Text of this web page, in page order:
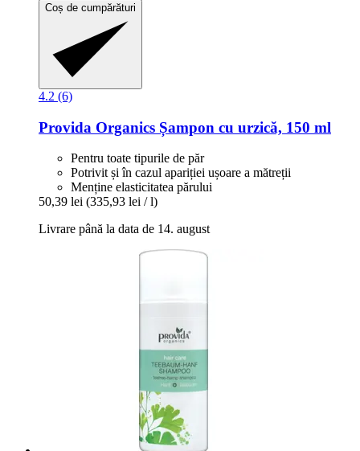
Coș de cumpărături
4.2 (6)
Provida Organics Șampon cu urzică, 150 ml
Pentru toate tipurile de păr
Potrivit și în cazul apariției ușoare a mătreții
Menține elasticitatea părului
50,39 lei (335,93 lei / l)
Livrare până la data de 14. august